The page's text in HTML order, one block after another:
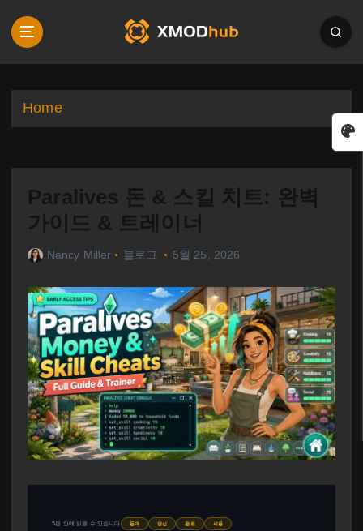
p
Home
Paralives 돈 & 스킬 치트: 완벽
가이드 & 트레이너
Nancy Miller 블로그 5월 25, 2026
5분 안에 읽을 수 있습니다 돈과 당신 완료 사용